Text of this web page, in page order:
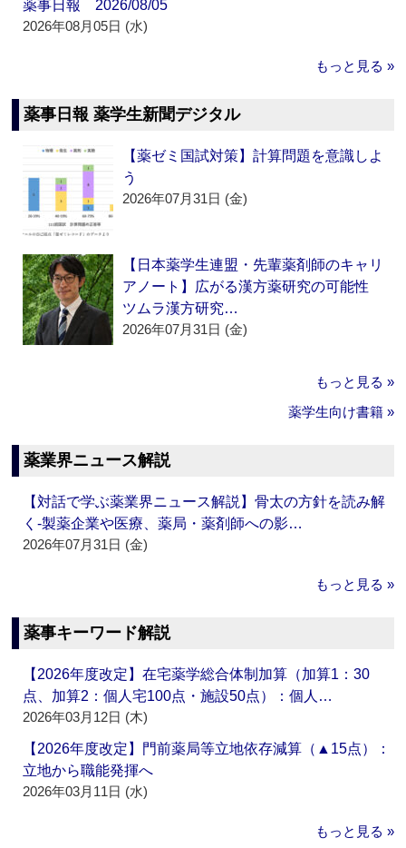
薬事日報 2026/08/05
2026年08月05日 (水)
もっと見る »
薬事日報 薬学生新聞デジタル
【薬ゼミ国試対策】計算問題を意識しよ
う
2026年07月31日 (金)
【日本薬学生連盟・先輩薬剤師のキャリ
アノート】広がる漢方薬研究の可能性
ツムラ漢方研究…
2026年07月31日 (金)
もっと見る »
薬学生向け書籍 »
薬業界ニュース解説
【対話で学ぶ薬業界ニュース解説】骨太の方針を読み解
く‐製薬企業や医療、薬局・薬剤師への影…
2026年07月31日 (金)
もっと見る »
薬事キーワード解説
【2026年度改定】在宅薬学総合体制加算（加算1：30
点、加算2：個人宅100点・施設50点）：個人…
2026年03月12日 (木)
【2026年度改定】門前薬局等立地依存減算（▲15点）：
立地から職能発揮へ
2026年03月11日 (水)
もっと見る »